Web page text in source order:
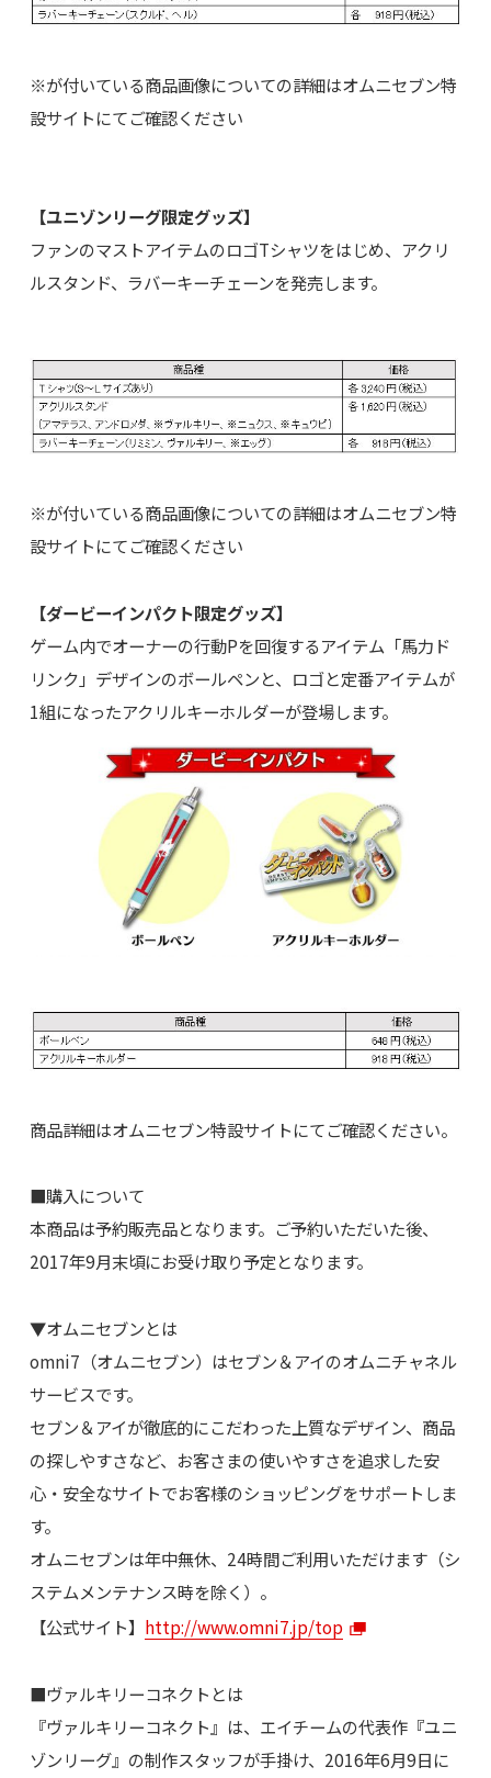
※が付いている商品画像についての詳細はオムニセブン特
設サイトにてご確認ください
【ユニゾンリーグ限定グッズ】
ファンのマストアイテムのロゴTシャツをはじめ、アクリ
ルスタンド、ラバーキーチェーンを発売します。
※が付いている商品画像についての詳細はオムニセブン特
設サイトにてご確認ください
【ダービーインパクト限定グッズ】
ゲーム内でオーナーの行動Pを回復するアイテム「馬力ド
リンク」デザインのボールペンと、ロゴと定番アイテムが
1組になったアクリルキーホルダーが登場します。
商品詳細はオムニセブン特設サイトにてご確認ください。
■購入について
本商品は予約販売品となります。ご予約いただいた後、
2017年9月末頃にお受け取り予定となります。
▼オムニセブンとは
omni7（オムニセブン）はセブン＆アイのオムニチャネル
サービスです。
セブン＆アイが徹底的にこだわった上質なデザイン、商品
の探しやすさなど、お客さまの使いやすさを追求した安
心・安全なサイトでお客様のショッピングをサポートしま
す。
オムニセブンは年中無休、24時間ご利用いただけます（シ
ステムメンテナンス時を除く）。
【公式サイト】 http://www.omni7.jp/top
■ヴァルキリーコネクトとは
『ヴァルキリーコネクト』は、エイチームの代表作『ユニ
ゾンリーグ』の制作スタッフが手掛け、2016年6月9日に